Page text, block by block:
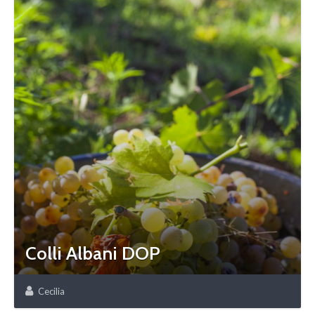
Colli Albani DOP
Cecilia